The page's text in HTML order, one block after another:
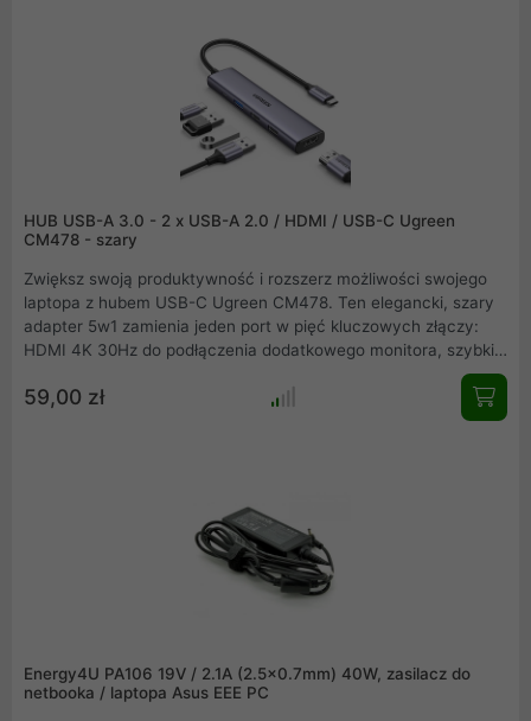
HUB USB-A 3.0 - 2 x USB-A 2.0 / HDMI / USB-C Ugreen
CM478 - szary
Zwiększ swoją produktywność i rozszerz możliwości swojego
laptopa z hubem USB-C Ugreen CM478. Ten elegancki, szary
adapter 5w1 zamienia jeden port w pięć kluczowych złączy:
HDMI 4K 30Hz do podłączenia dodatkowego monitora, szybki
port USB-A 3.0 do błyskawicznego transferu danych, dwa
porty USB-A 2.0 na akcesoria oraz dodatkowy port USB-C.
Idealny do pracy i rozrywki, wykonany z trwałego aluminium.
59,00 zł
Energy4U PA106 19V / 2.1A (2.5x0.7mm) 40W, zasilacz do
netbooka / laptopa Asus EEE PC